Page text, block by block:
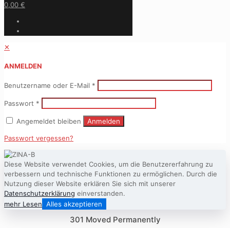
0,00 €
✕
ANMELDEN
Benutzername oder E-Mail *
Passwort *
Angemeldet bleiben Anmelden
Passwort vergessen?
Diese Website verwendet Cookies, um die Benutzererfahrung zu
verbessern und technische Funktionen zu ermöglichen. Durch die
Nutzung dieser Website erklären Sie sich mit unserer
Datenschutzerklärung einverstanden.
mehr Lesen Alles akzeptieren
301 Moved Permanently